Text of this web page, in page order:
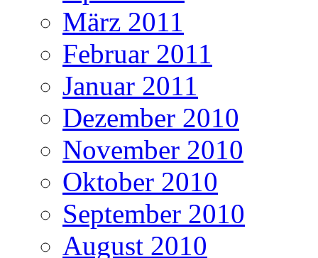
März 2011
Februar 2011
Januar 2011
Dezember 2010
November 2010
Oktober 2010
September 2010
August 2010